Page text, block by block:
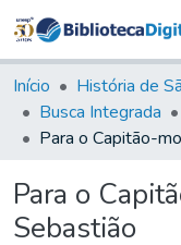
Início História de
Busca Integrada
Para o
Sebastião